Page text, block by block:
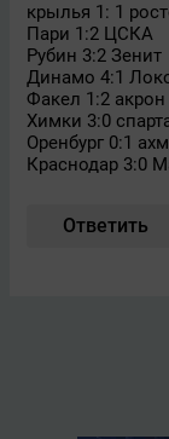
крылья 1: 1
Пари 1:2 ЦСКА
Рубин 3:2 Зенит
Динамо 4:1
Факел 1:2 акрон
Химки 3:0
Оренбург 0:1
Краснодар 3:0
Ответить